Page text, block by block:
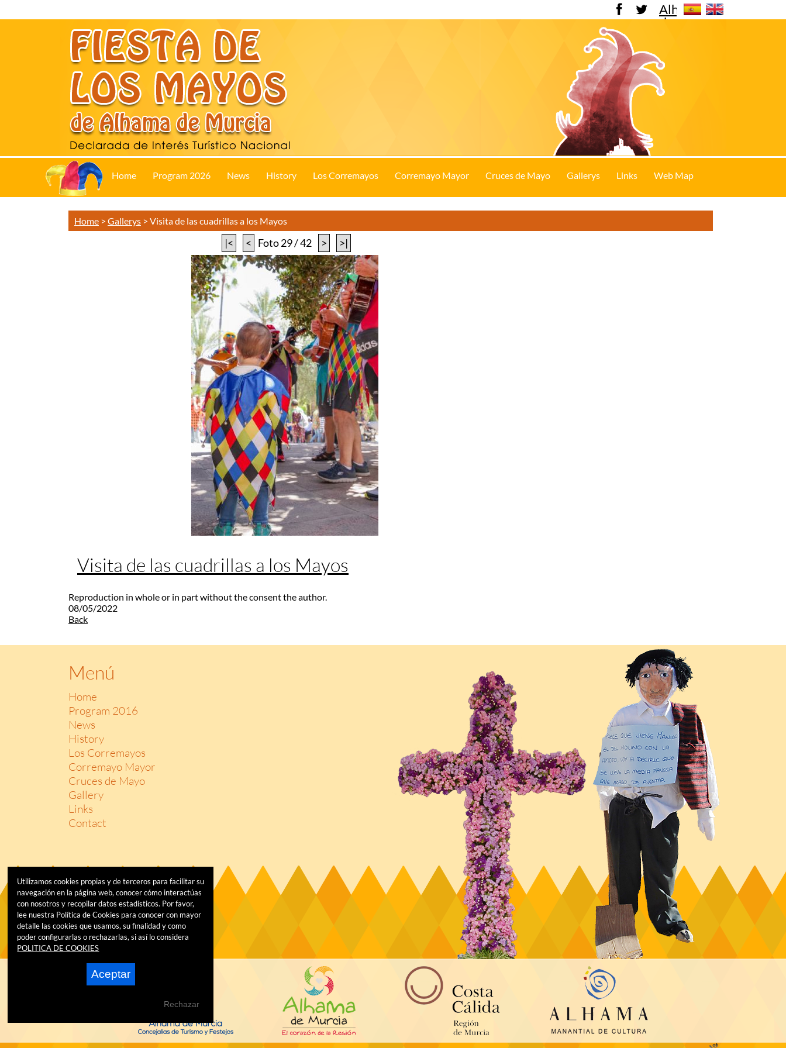
Alhama
de
Home Program 2026 News History Los Corremayos Corremayo Mayor Cruces de Mayo Gallerys Links Web Map
Home > Gallerys > Visita de las cuadrillas a los Mayos
|< < Foto 29 / 42 > >|
Visita de las cuadrillas a los Mayos
Reproduction in whole or in part without the consent the author.
08/05/2022
Back
Menú
Home
Program 2016
News
History
Los Corremayos
Corremayo Mayor
Cruces de Mayo
Gallery
Links
Contact
Utilizamos cookies propias y de terceros para facilitar su
navegación en la página web, conocer cómo interactúas
con nosotros y recopilar datos estadísticos. Por favor,
lee nuestra Política de Cookies para conocer con mayor
detalle las cookies que usamos, su finalidad y como
poder configurarlas o rechazarlas, si así lo considera
POLITICA DE COOKIES
Aceptar
Rechazar